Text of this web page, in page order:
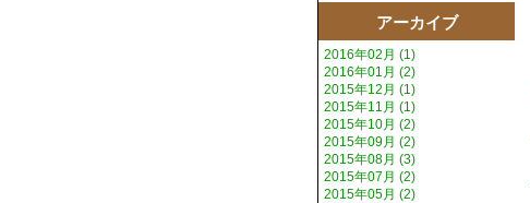
アーカイブ
2016年02月 (1)
2016年01月 (2)
2015年12月 (1)
2015年11月 (1)
2015年10月 (2)
2015年09月 (2)
2015年08月 (3)
2015年07月 (2)
2015年05月 (2)